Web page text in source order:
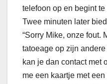
telefoon op en begint te
Twee minuten later
“Sorry Mike, onze fout.
tatoeage op zijn
kan je dan contact met
me een kaartje met